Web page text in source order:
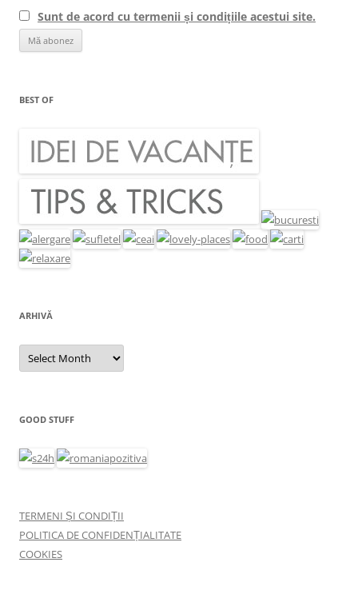
Sunt de acord cu termenii și condițiile acestui site.
BEST OF
ARHIVĂ
Arhivă
GOOD STUFF
TERMENI ȘI CONDIȚII
POLITICA DE CONFIDENȚIALITATE
COOKIES